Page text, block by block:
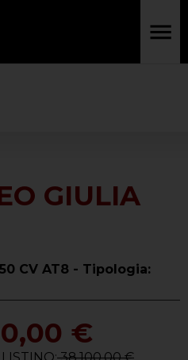
GIULIA
CV AT8 - Tipologia:
€